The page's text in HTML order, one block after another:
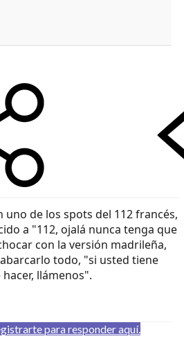
uno de los spots del 112 francés,
a "112, ojalá nunca tenga que
con la versión madrileña,
todo, "si usted tiene
llámenos".
para responder aquí.